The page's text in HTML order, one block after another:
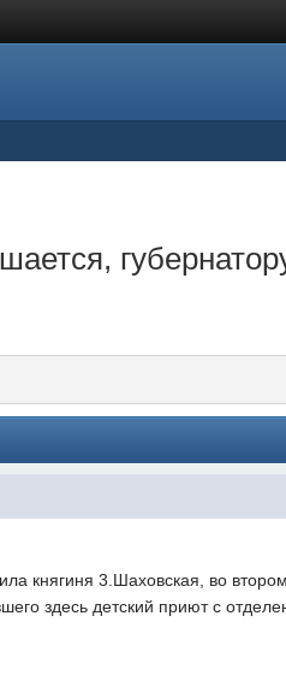
княгиня 3.Шаховская, во
здесь детский приют с